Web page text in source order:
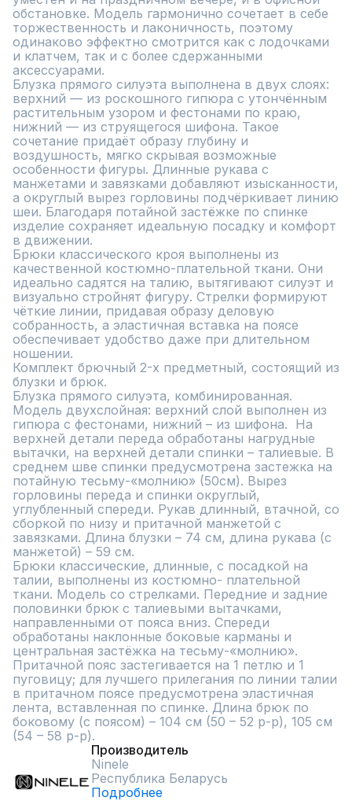
обстановке. Модель гармонично сочетает в себе
торжественность и лаконичность, поэтому
одинаково эффектно смотрится как с лодочками
и клатчем, так и с более сдержанными
аксессуарами.
Блузка прямого силуэта выполнена в двух слоях:
верхний — из роскошного гипюра с утончённым
растительным узором и фестонами по краю,
нижний — из струящегося шифона. Такое
сочетание придаёт образу глубину и
воздушность, мягко скрывая возможные
особенности фигуры. Длинные рукава с
манжетами и завязками добавляют изысканности,
а округлый вырез горловины подчёркивает линию
шеи. Благодаря потайной застёжке по спинке
изделие сохраняет идеальную посадку и комфорт
в движении.
Брюки классического кроя выполнены из
качественной костюмно-плательной ткани. Они
идеально садятся на талию, вытягивают силуэт и
визуально стройнят фигуру. Стрелки формируют
чёткие линии, придавая образу деловую
собранность, а эластичная вставка на поясе
обеспечивает удобство даже при длительном
ношении.
Комплект брючный 2-х предметный, состоящий из
блузки и брюк.
Блузка прямого силуэта, комбинированная.
Модель двухслойная: верхний слой выполнен из
гипюра с фестонами, нижний – из шифона.  На
верхней детали переда обработаны нагрудные
вытачки, на верхней детали спинки – талиевые. В
среднем шве спинки предусмотрена застежка на
потайную тесьму-«молнию» (50см). Вырез
горловины переда и спинки округлый,
углубленный спереди. Рукав длинный, втачной, со
сборкой по низу и притачной манжетой с
завязками. Длина блузки – 74 см, длина рукава (с
манжетой) – 59 см.
Брюки классические, длинные, с посадкой на
талии, выполнены из костюмно- плательной
ткани. Модель со стрелками. Передние и задние
половинки брюк с талиевыми вытачками,
направленными от пояса вниз. Спереди
обработаны наклонные боковые карманы и
центральная застёжка на тесьму-«молнию».
Притачной пояс застегивается на 1 петлю и 1
пуговицу; для лучшего прилегания по линии талии
в притачном поясе предусмотрена эластичная
лента, вставленная по спинке. Длина брюк по
боковому (с поясом) – 104 см (50 – 52 р-р), 105 см
(54 – 58 р-р).
Производитель
Ninele
Республика Беларусь
Подробнее